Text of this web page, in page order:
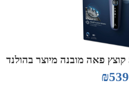
₪539